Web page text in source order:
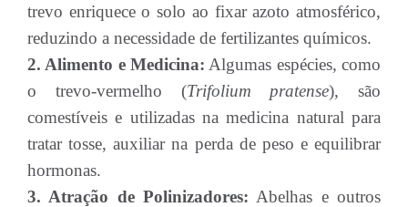
trevo enriquece o solo ao fixar azoto atmosférico,
reduzindo a necessidade de fertilizantes químicos.
2. Alimento e Medicina: Algumas espécies, como
o trevo-vermelho (Trifolium pratense), são
comestíveis e utilizadas na medicina natural para
tratar tosse, auxiliar na perda de peso e equilibrar
hormonas.
3. Atração de Polinizadores: Abelhas e outros